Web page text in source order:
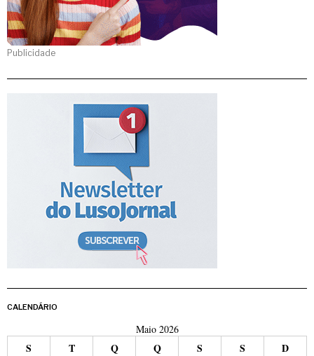
Publicidade
CALENDÁRIO
Maio 2026
S T Q Q S S D